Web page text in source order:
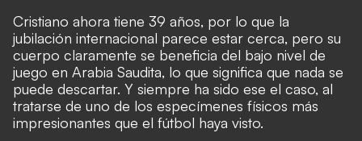
Cristiano ahora tiene 39 años, por lo que la
jubilación internacional parece estar cerca, pero su
cuerpo claramente se beneficia del bajo nivel de
juego en Arabia Saudita, lo que significa que nada se
puede descartar. Y siempre ha sido ese el caso, al
tratarse de uno de los especímenes físicos más
impresionantes que el fútbol haya visto.